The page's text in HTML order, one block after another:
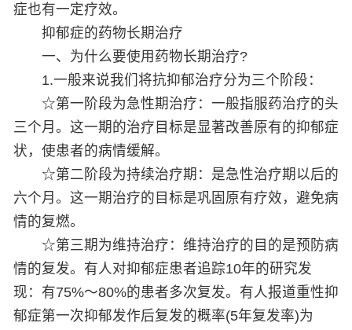
症也有一定疗效。
抑郁症的药物长期治疗
一、为什么要使用药物长期治疗?
1.一般来说我们将抗抑郁治疗分为三个阶段：
☆第一阶段为急性期治疗：一般指服药治疗的头
三个月。这一期的治疗目标是显著改善原有的抑郁症
状，使患者的病情缓解。
☆第二阶段为持续治疗期：是急性治疗期以后的
六个月。这一期治疗的目标是巩固原有疗效，避免病
情的复燃。
☆第三期为维持治疗：维持治疗的目的是预防病
情的复发。有人对抑郁症患者追踪10年的研究发
现：有75%～80%的患者多次复发。有人报道重性抑
郁症第一次抑郁发作后复发的概率(5年复发率)为